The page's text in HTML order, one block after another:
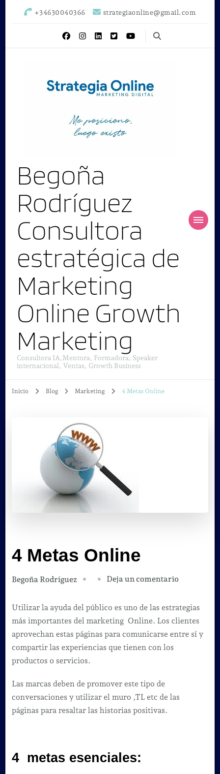
+34630040366 strategiaonline@gmail.com
Begoña
Rodríguez
Consultora
estratégica de
Marketing
Online Growth
Marketing
Consultora IA,Mentora, Formadora, Speaker
internacional, Ventas, Growth Business
Inicio Blog Marketing 4 Metas Online
4 Metas Online
Begoña Rodríguez Deja un comentarioen
Metas
Online
Utilizar la ayuda del público es uno de las estrategias
más importantes del marketing Online. Los clientes
aprovechan estas páginas para comunicarse entre sí y
compartir las experiencias que tienen con los
productos o servicios.
Las marcas deben de promover este tipo de
conversaciones y utilizar el muro ,TL etc de las
páginas para resaltar las historias positivas.
4 metas esenciales: